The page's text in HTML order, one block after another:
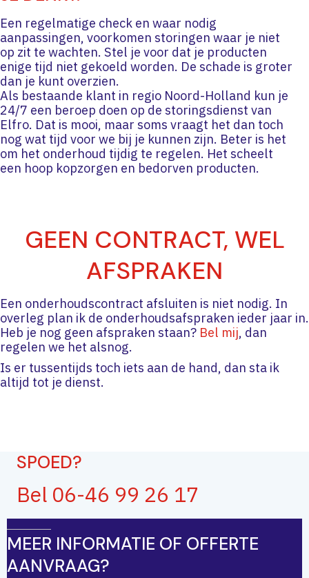
Een regelmatige check en waar nodig
aanpassingen, voorkomen storingen waar je niet
op zit te wachten. Stel je voor dat je producten
enige tijd niet gekoeld worden. De schade is groter
dan je kunt overzien.
Als bestaande klant in regio Noord-Holland kun je
24/7 een beroep doen op de storingsdienst van
Elfro. Dat is mooi, maar soms vraagt het dan toch
nog wat tijd voor we bij je kunnen zijn. Beter is het
om het onderhoud tijdig te regelen. Het scheelt
een hoop kopzorgen en bedorven producten.
GEEN CONTRACT, WEL
AFSPRAKEN
Een onderhoudscontract afsluiten is niet nodig. In
overleg plan ik de onderhoudsafspraken ieder jaar in.
Heb je nog geen afspraken staan? Bel mij, dan
regelen we het alsnog.
Is er tussentijds toch iets aan de hand, dan sta ik
altijd tot je dienst.
SPOED?
Bel 06-46 99 26 17
MEER INFORMATIE OF OFFERTE
AANVRAAG?